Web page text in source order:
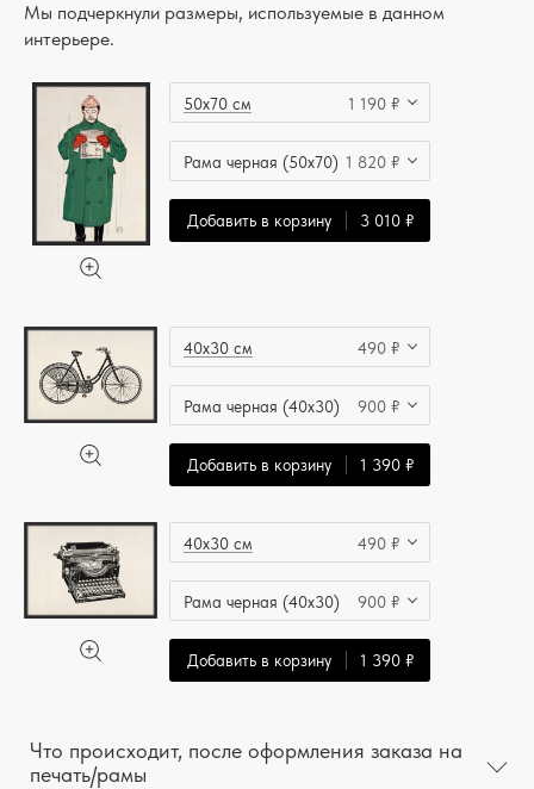
Мы подчеркнули размеры, используемые в данном
интерьере.
50x70 см 1 190 ₽
Рама черная (50x70) 1 820 ₽
Добавить в корзину 3 010 ₽
40x30 см 490 ₽
Рама черная (40x30) 900 ₽
Добавить в корзину 1 390 ₽
40x30 см 490 ₽
Рама черная (40x30) 900 ₽
Добавить в корзину 1 390 ₽
Что происходит, после оформления заказа на
печать/рамы